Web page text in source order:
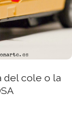
del cole o la